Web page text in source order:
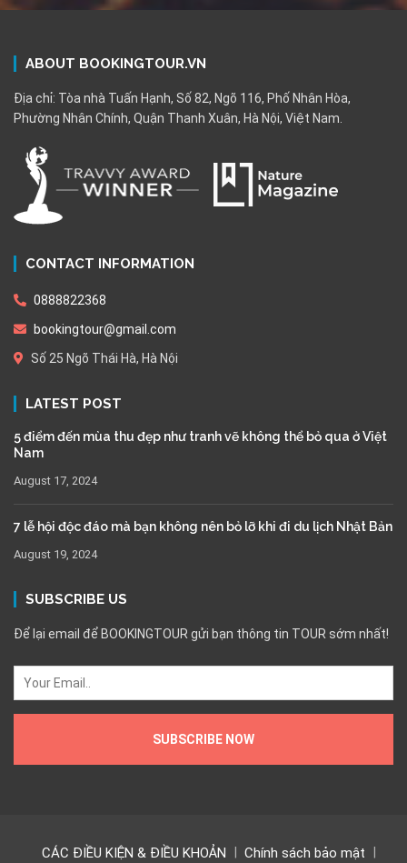
ABOUT BOOKINGTOUR.VN
Địa chỉ: Tòa nhà Tuấn Hạnh, Số 82, Ngõ 116, Phố Nhân Hòa,
Phường Nhân Chính, Quận Thanh Xuân, Hà Nội, Việt Nam.
CONTACT INFORMATION
0888822368
bookingtour@gmail.com
Số 25 Ngõ Thái Hà, Hà Nội
LATEST POST
5 điểm đến mùa thu đẹp như tranh vẽ không thể bỏ qua ở Việt
Nam
August 17, 2024
7 lễ hội độc đáo mà bạn không nên bỏ lỡ khi đi du lịch Nhật Bản
August 19, 2024
SUBSCRIBE US
Để lại email để BOOKINGTOUR gửi bạn thông tin TOUR sớm nhất!
CÁC ĐIỀU KIỆN & ĐIỀU KHOẢN Chính sách bảo mật